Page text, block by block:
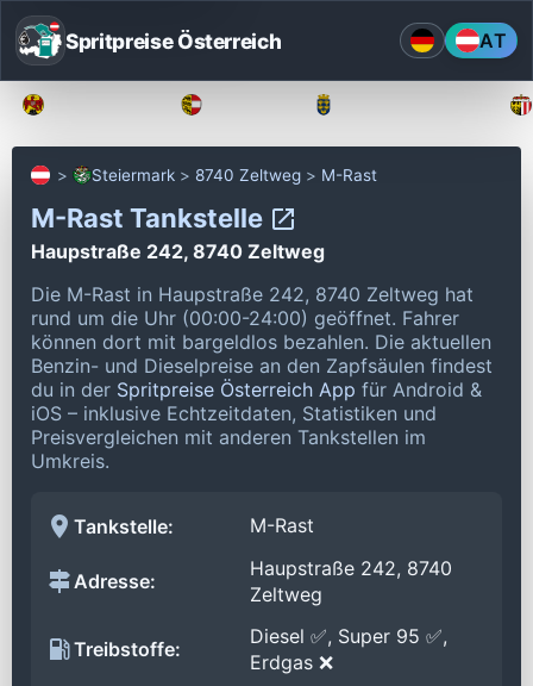
Spritpreise Österreich AT
Steiermark 8740 Zeltweg M-Rast
M-Rast Tankstelle
Haupstraße 242, 8740 Zeltweg
Die M-Rast in Haupstraße 242, 8740 Zeltweg hat
rund um die Uhr (00:00-24:00) geöffnet. Fahrer
können dort mit bargeldlos bezahlen. Die aktuellen
Benzin- und Dieselpreise an den Zapfsäulen findest
du in der Spritpreise Österreich App für Android &
iOS – inklusive Echtzeitdaten, Statistiken und
Preisvergleichen mit anderen Tankstellen im
Umkreis.
Tankstelle: M-Rast
Adresse:
Haupstraße 242, 8740
Zeltweg
Treibstoffe:
Diesel ✅, Super 95 ✅,
Erdgas ❌